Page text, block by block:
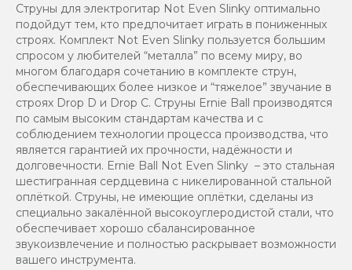
Струны для электрогитар Not Even Slinky оптимально
подойдут тем, кто предпочитает играть в пониженных
строях. Комплект Not Even Slinky пользуется большим
спросом у любителей “металла” по всему миру, во
многом благодаря сочетанию в комплекте струн,
обеспечивающих более низкое и “тяжелое” звучание в
строях Drop D и Drop C. Струны Ernie Ball производятся
по самым высоким стандартам качества и с
соблюдением технологии процесса производства, что
является гарантией их прочности, надёжности и
долговечности. Ernie Ball Not Even Slinky – это стальная
шестигранная сердцевина с никелированной стальной
оплёткой. Струны, не имеющие оплётки, сделаны из
специально закалённой высокоуглеродистой стали, что
обеспечивает хорошо сбалансированное
звукоизвлечение и полностью раскрывает возможности
вашего инструмента.